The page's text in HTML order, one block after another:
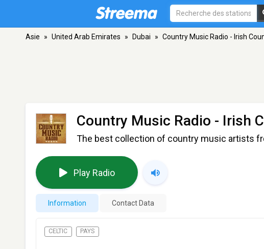
Asie » United Arab Emirates » Dubai » Country Music Radio - Irish
Country Music Radio - Irish
The best collection of country music artists
Play Radio
Information Contact Data
CELTIC PAYS